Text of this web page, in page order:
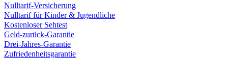
Nulltarif-Versicherung
Nulltarif für Kinder & Jugendliche
Kostenloser Sehtest
Geld-zurück-Garantie
Drei-Jahres-Garantie
Zufriedenheitsgarantie